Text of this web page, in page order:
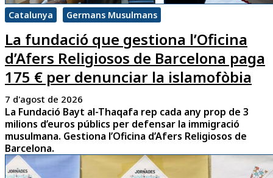
Catalunya Germans Musulmans
La fundació que gestiona l’Oficina
d’Afers Religiosos de Barcelona paga
175 € per denunciar la islamofòbia
7 d'agost de 2026
La Fundació Bayt al-Thaqafa rep cada any prop de 3
milions d’euros públics per defensar la immigració
musulmana. Gestiona l’Oficina d’Afers Religiosos de
Barcelona.